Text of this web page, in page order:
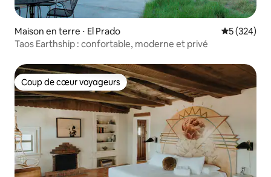
Maison en terre ⋅ El Prado Évaluation
5 (324)
Taos Earthship : confortable, moderne et privé
Coup de cœur voyageurs
Coup de cœur voyageurs